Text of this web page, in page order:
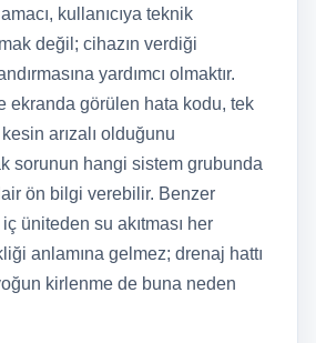
kullanıcıya teknik
değil; cihazın verdiği
yardımcı olmaktır.
ekranda görülen hata kodu, tek
arızalı olduğunu
sorunun hangi sistem grubunda
ön bilgi verebilir. Benzer
üniteden su akıtması her
anlamına gelmez; drenaj hattı
kirlenme de buna neden